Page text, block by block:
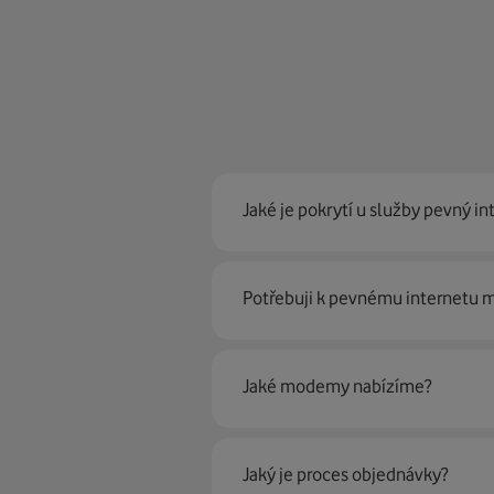
Jaké je pokrytí u služby pevný
Pevný internet můžeme
Potřebuji k pevnému internetu
Ano, potřebujete. Rádi vám ho
poradí naši proškolení prodejci
Jaké modemy nabízíme?
Jaký je proces objednávky?